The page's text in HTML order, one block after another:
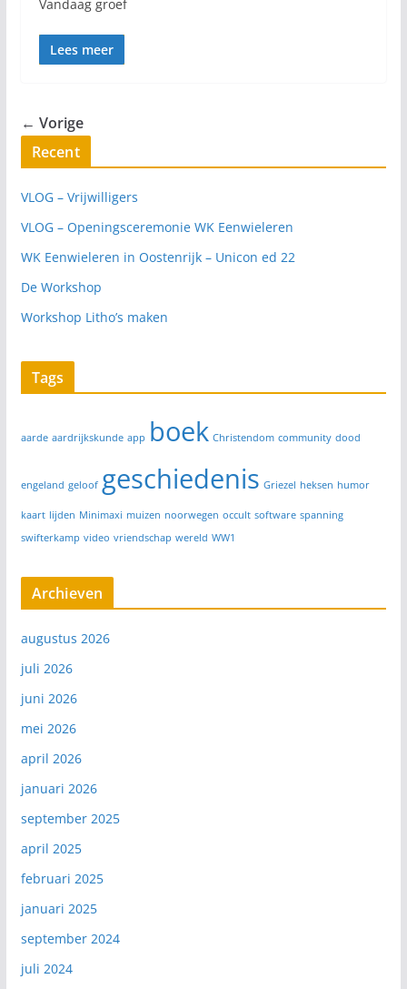
Vandaag groef
Lees meer
← Vorige
Recent
VLOG – Vrijwilligers
VLOG – Openingsceremonie WK Eenwieleren
WK Eenwieleren in Oostenrijk – Unicon ed 22
De Workshop
Workshop Litho’s maken
Tags
aarde aardrijkskunde app boek Christendom community dood
engeland geloof geschiedenis Griezel heksen humor
kaart lijden Minimaxi muizen noorwegen occult software spanning
swifterkamp video vriendschap wereld WW1
Archieven
augustus 2026
juli 2026
juni 2026
mei 2026
april 2026
januari 2026
september 2025
april 2025
februari 2025
januari 2025
september 2024
juli 2024